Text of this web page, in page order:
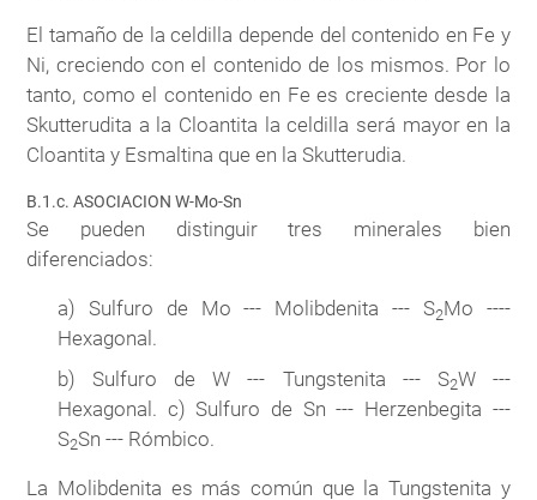
El tamaño de la celdilla depende del contenido en Fe y
Ni, creciendo con el contenido de los mismos. Por lo
tanto, como el contenido en Fe es creciente desde la
Skutterudita a la Cloantita la celdilla será mayor en la
Cloantita y Esmaltina que en la Skutterudia.
B.1.c. ASOCIACION W-Mo-Sn
Se pueden distinguir tres minerales bien
diferenciados:
a) Sulfuro de Mo --- Molibdenita --- S2Mo ----
Hexagonal.
b) Sulfuro de W --- Tungstenita --- S2W ---
Hexagonal. c) Sulfuro de Sn --- Herzenbegita ---
S2Sn --- Rómbico.
La Molibdenita es más común que la Tungstenita y